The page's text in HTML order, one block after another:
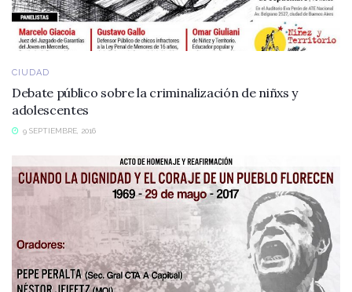
CIUDAD
Debate público sobre la criminalización de niñxs y
adolescentes
9 SEPTIEMBRE, 2016